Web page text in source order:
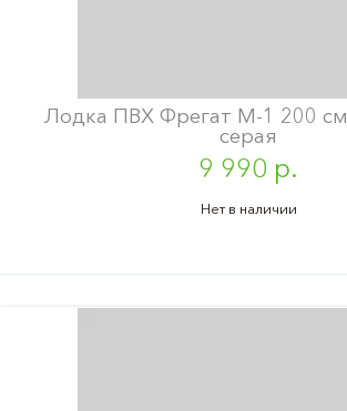
Лодка ПВХ Фрегат М-1 200
серая
9 990 р.
Нет в наличии